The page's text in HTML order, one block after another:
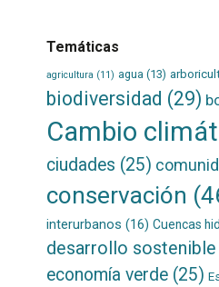
Temáticas
agricultura (11) agua (13)
biodiversidad (29)
Cambio
ciudades (25)
conservación
interurbanos (16) Cuencas
desarrollo sostenible
economía verde(25)